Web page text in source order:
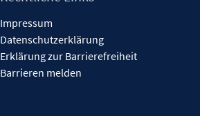
Impressum
Datenschutzerklärung
Erklärung zur Barrierefreiheit
Barrieren melden